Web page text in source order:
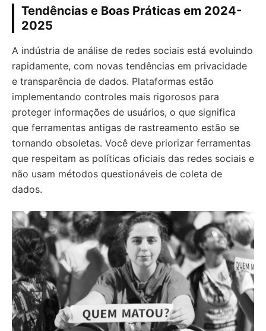
Tendências e Boas Práticas em 2024-
2025
A indústria de análise de redes sociais está evoluindo
rapidamente, com novas tendências em privacidade
e transparência de dados. Plataformas estão
implementando controles mais rigorosos para
proteger informações de usuários, o que significa
que ferramentas antigas de rastreamento estão se
tornando obsoletas. Você deve priorizar ferramentas
que respeitam as políticas oficiais das redes sociais e
não usam métodos questionáveis de coleta de
dados.